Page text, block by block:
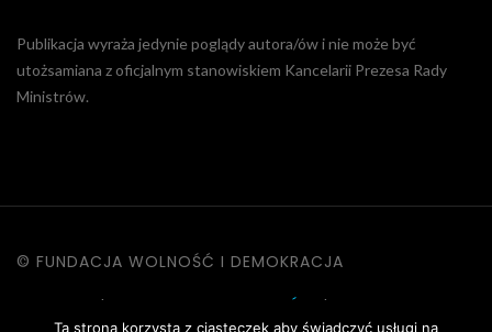
Publikacja wyraża jedynie poglądy autora/ów i nie może być
utożsamiana z oficjalnym stanowiskiem Kancelarii Prezesa Rady
Ministrów.
© FUNDACJA WOLNOŚĆ I DEMOKRACJA
| POLITYKA PRYWATNOŚCI |
Ta strona korzysta z ciasteczek aby świadczyć usługi na